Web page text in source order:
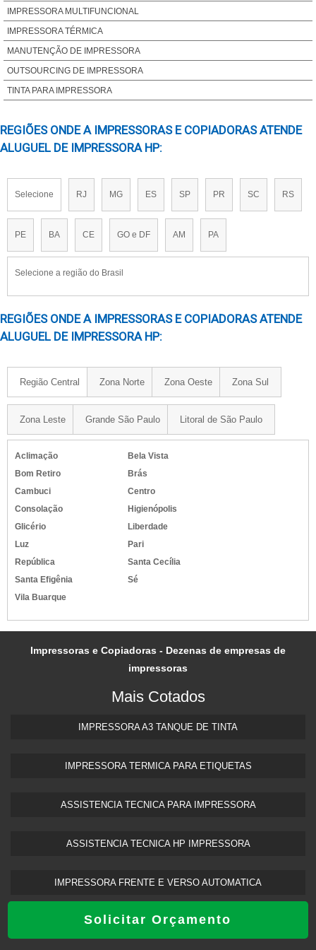
Solicitar Orçamento
IMPRESSORAS A LASER COLORIDAS​
IMPRESSORAS A3 EPSON​
IMPRESSORAS LASER MONOCROMÁTICAS​
IMPRESSORAS COLORIDAS A LASER​
ASSISTENCIA TECNICA PARA IMPRESSORA
IMPRESSORA PARA ETIQUETAS ADESIVAS PERSONALIZADAS
IMPRESSORA PARA IFOOD​
IMPRESSORAS A3 SUBLIMATICA​
IMPRESSORA EPSON PARA SUBLIMACAO
IMPRESSORA EPSON TANQUE DE TINTA A3​
IMPRESSORA QUE IMPRIME ADESIVO
IMPRESSORA QUE IMPRIME A3​
IMPRESSORAS RECARREGAVEIS​
IMPRESSORA SIMPLES PRETO E BRANCO​
IMPRESSORAS MULTIFUNCIONAIS COLORIDAS A LASER​
IMPRESSORA MULTIFUNCIONAL
IMPRESSORA TÉRMICA
MANUTENÇÃO DE IMPRESSORA
OUTSOURCING DE IMPRESSORA
TINTA PARA IMPRESSORA
REGIÕES ONDE A IMPRESSORAS E COPIADORAS ATENDE
ALUGUEL DE IMPRESSORA HP:
Selecione RJ MG ES SP PR SC RS
PE BA CE GO e DF AM PA
Selecione a região do Brasil
REGIÕES ONDE A IMPRESSORAS E COPIADORAS ATENDE
ALUGUEL DE IMPRESSORA HP:
Região Central Zona Norte Zona Oeste Zona Sul
Zona Leste Grande São Paulo Litoral de São Paulo
Aclimação
Bela Vista
Bom Retiro
Brás
Cambuci
Centro
Consolação
Higienópolis
Glicério
Liberdade
Luz
Pari
República
Santa Cecília
Santa Efigênia
Sé
Vila Buarque
Impressoras e Copiadoras - Dezenas de empresas de
impressoras
Mais Cotados
IMPRESSORA A3 TANQUE DE TINTA​
IMPRESSORA TERMICA PARA ETIQUETAS​
ASSISTENCIA TECNICA PARA IMPRESSORA
ASSISTENCIA TECNICA HP IMPRESSORA​
IMPRESSORA FRENTE E VERSO AUTOMATICA
INÍCIO